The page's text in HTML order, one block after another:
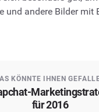
und andere Bilder mit
KÖNNTE IHNEN
für 2016